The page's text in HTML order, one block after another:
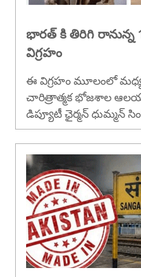
భారత్ కి తిరిగి రానున్న
విగ్రహం
ఈ విగ్రహం మూలంలో
చారిత్రాత్మక భోజశాల
డిప్యూటీ ఛైర్మన్ ధుమ్మన్